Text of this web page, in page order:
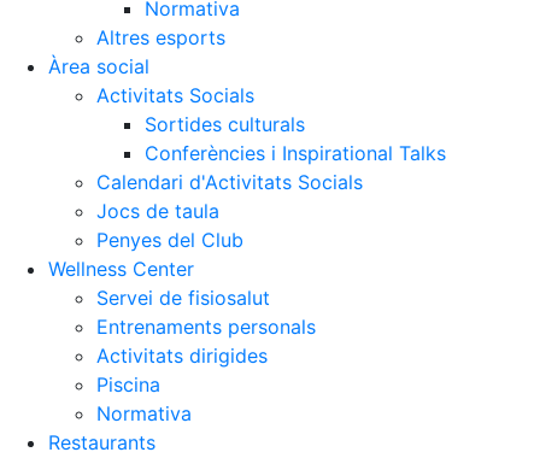
Normativa
Altres esports
Àrea social
Activitats Socials
Sortides culturals
Conferències i Inspirational Talks
Calendari d'Activitats Socials
Jocs de taula
Penyes del Club
Wellness Center
Servei de fisiosalut
Entrenaments personals
Activitats dirigides
Piscina
Normativa
Restaurants